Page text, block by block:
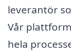
leverantör
Vår
hela